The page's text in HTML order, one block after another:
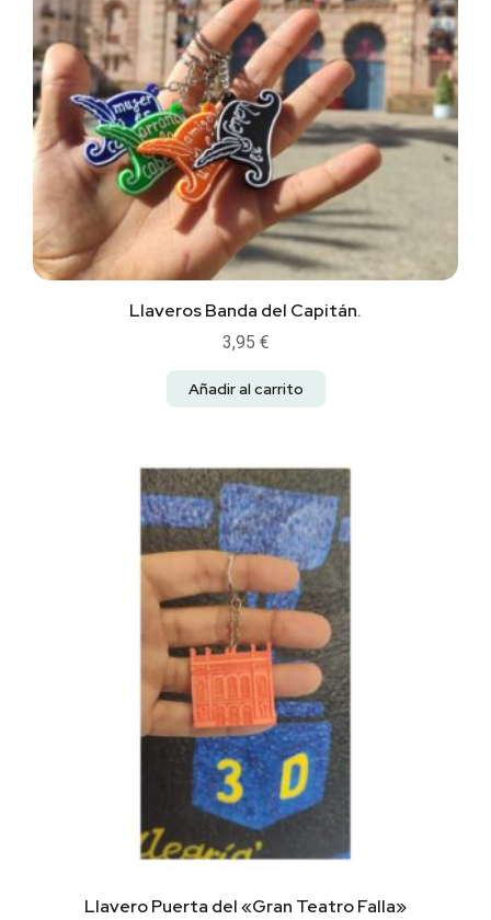
Llaveros Banda del Capitán.
3,95 €
Añadir al carrito
Llavero Puerta del «Gran Teatro Falla»